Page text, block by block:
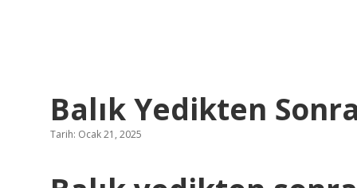
Balık Yedikten
Tarih: Ocak 21, 2025